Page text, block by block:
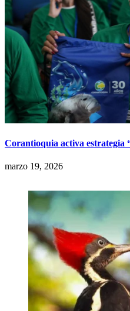
Corantioquia activa estrategia
marzo 19, 2026